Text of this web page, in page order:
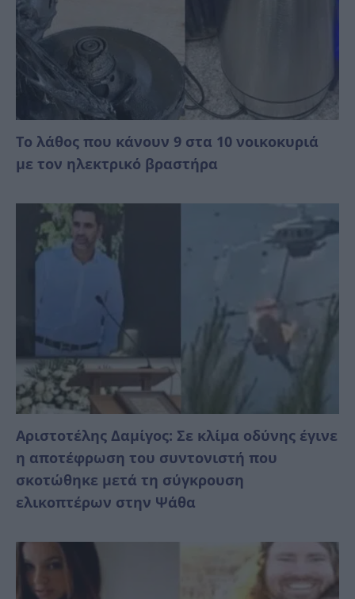
Το λάθος που κάνουν 9 στα 10 νοικοκυριά
με τον ηλεκτρικό βραστήρα
Αριστοτέλης Δαμίγος: Σε κλίμα οδύνης έγινε
η αποτέφρωση του συντονιστή που
σκοτώθηκε μετά τη σύγκρουση
ελικοπτέρων στην Ψάθα